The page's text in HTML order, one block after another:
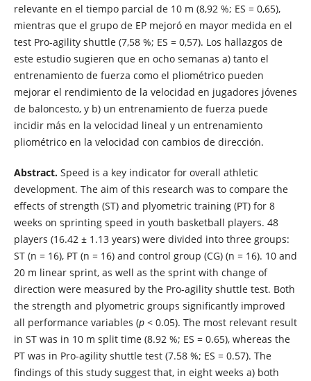
relevante en el tiempo parcial de 10 m (8,92 %; ES = 0,65),
mientras que el grupo de EP mejoró en mayor medida en el
test Pro-agility shuttle (7,58 %; ES = 0,57). Los hallazgos de
este estudio sugieren que en ocho semanas a) tanto el
entrenamiento de fuerza como el pliométrico pueden
mejorar el rendimiento de la velocidad en jugadores jóvenes
de baloncesto, y b) un entrenamiento de fuerza puede
incidir más en la velocidad lineal y un entrenamiento
pliométrico en la velocidad con cambios de dirección.
Abstract. Speed is a key indicator for overall athletic
development. The aim of this research was to compare the
effects of strength (ST) and plyometric training (PT) for 8
weeks on sprinting speed in youth basketball players. 48
players (16.42 ± 1.13 years) were divided into three groups:
ST (n = 16), PT (n = 16) and control group (CG) (n = 16). 10 and
20 m linear sprint, as well as the sprint with change of
direction were measured by the Pro-agility shuttle test. Both
the strength and plyometric groups significantly improved
all performance variables (p< 0.05). The most relevant result
in ST was in 10 m split time (8.92 %; ES = 0.65), whereas the
PT was in Pro-agility shuttle test (7.58 %; ES = 0.57). The
findings of this study suggest that, in eight weeks a) both